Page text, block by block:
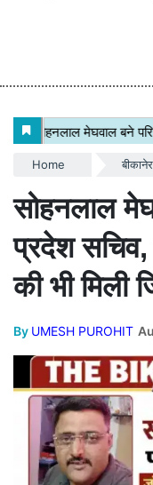
बीकानेर में ‘टैक्स एंड अकाउंटिंग
बीकानेर पुलिस का नशा तस्करों पर